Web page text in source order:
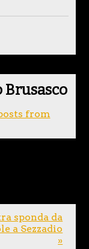
Brusasco
from
sponda da
a Sezzadio
»